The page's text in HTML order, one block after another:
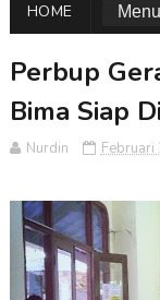
HOME
Perbup
Bima Siap
Nurdin Februari